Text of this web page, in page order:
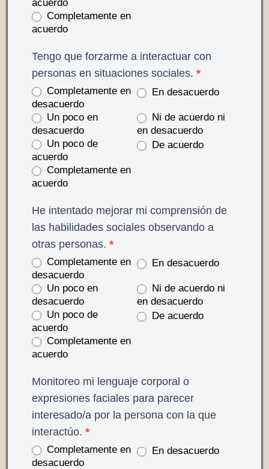
acuerdo
Completamente en
acuerdo
Tengo que forzarme a interactuar con
personas en situaciones sociales. *
Completamente en
desacuerdo
En desacuerdo
Un poco en
desacuerdo
Ni de acuerdo ni
en desacuerdo
Un poco de
acuerdo
De acuerdo
Completamente en
acuerdo
He intentado mejorar mi comprensión de
las habilidades sociales observando a
otras personas. *
Completamente en
desacuerdo
En desacuerdo
Un poco en
desacuerdo
Ni de acuerdo ni
en desacuerdo
Un poco de
acuerdo
De acuerdo
Completamente en
acuerdo
Monitoreo mi lenguaje corporal o
expresiones faciales para parecer
interesado/a por la persona con la que
interactúo. *
Completamente en
desacuerdo
En desacuerdo